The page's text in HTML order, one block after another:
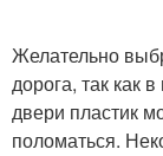
Желательно
дорога, так как
двери пластик
поломаться.